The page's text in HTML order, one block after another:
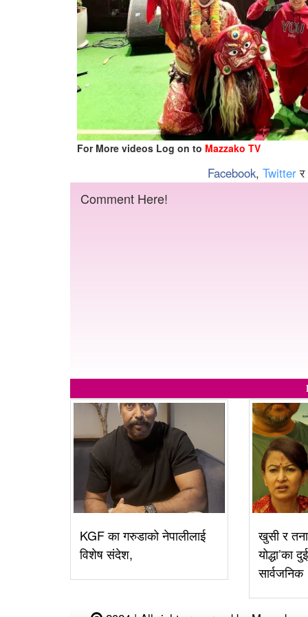
For More videos Log on to Mazzako TV
Facebook, Twitterर
Comment Here!
KGF का गरुडाको नेपालीलाई
विशेष संदेश,
खुसी र
योद्धा’का
सार्वजनिक